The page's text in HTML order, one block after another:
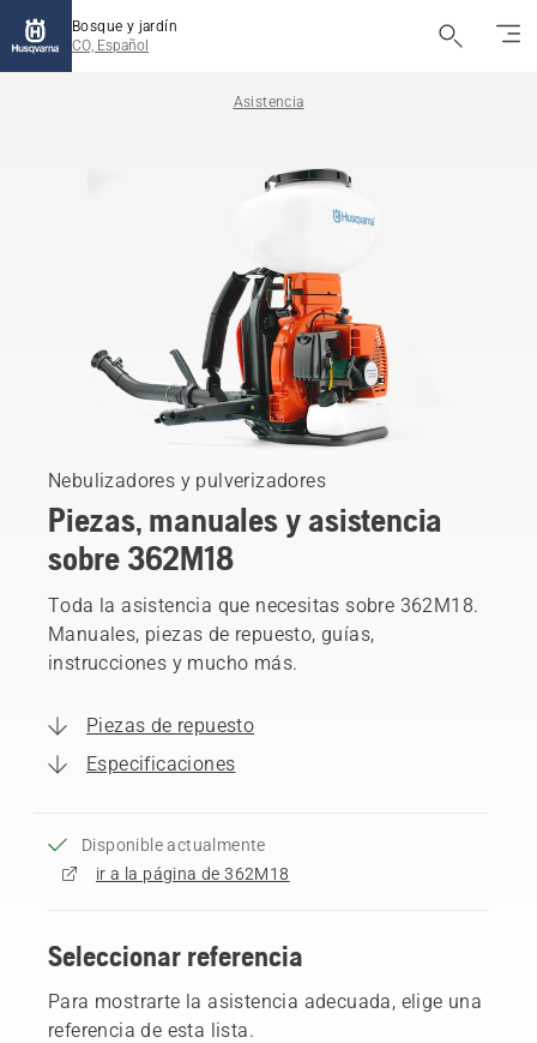
Bosque y jardín
CO, Español
Asistencia
Nebulizadores y pulverizadores
Piezas, manuales y asistencia
sobre 362M18
Toda la asistencia que necesitas sobre 362M18.
Manuales, piezas de repuesto, guías,
instrucciones y mucho más.
Piezas de repuesto
Especificaciones
Disponible actualmente
ir a la página de 362M18
Seleccionar referencia
Para mostrarte la asistencia adecuada, elige una
referencia de esta lista.